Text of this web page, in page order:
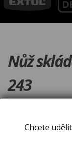
Nůž
243
Chcete